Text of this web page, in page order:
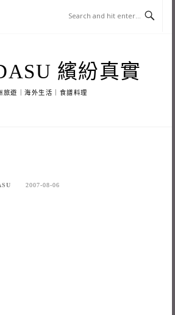
繽紛真實
旅遊｜海外生活｜食譜料理
2007-08-06